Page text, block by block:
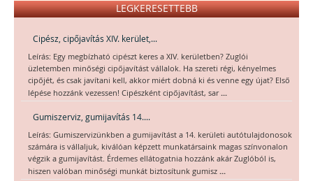
LEGKERESETTEBB
Cipész, cipőjavítás XIV. kerület,...
Leírás: Egy megbízható cipészt keres a XIV. kerületben? Zuglói
üzletemben minőségi cipőjavítást vállalok. Ha szereti régi, kényelmes
cipőjét, és csak javítani kell, akkor miért dobná ki és venne egy újat? Első
lépése hozzánk vezessen! Cipészként cipőjavítást, sar ...
Gumiszerviz, gumijavítás 14....
Leírás: Gumiszervizünkben a gumijavítást a 14. kerületi autótulajdonosok
számára is vállaljuk, kiválóan képzett munkatársaink magas színvonalon
végzik a gumijavítást. Érdemes ellátogatnia hozzánk akár Zuglóból is,
hiszen valóban minőségi munkát biztosítunk gumisz ...